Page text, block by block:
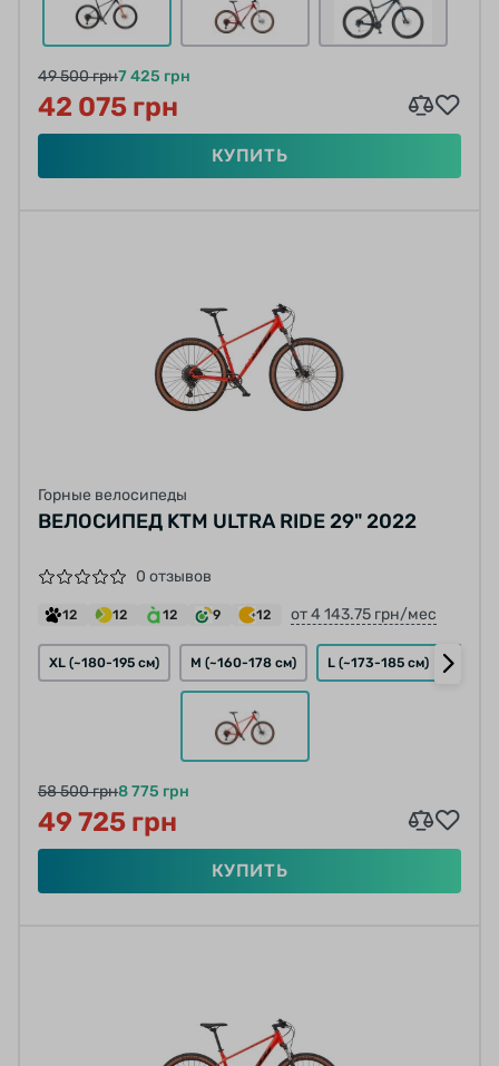
49 500 грн7 425 грн
42 075 грн
КУПИТЬ
Горные велосипеды
ВЕЛОСИПЕД KTM ULTRA RIDE 29" 2022
0 отзывов
12 12 12 9 12 от 4 143.75 грн/мес
XL (~180-195 см) M (~160-178 см) L (~173-185 см)
58 500 грн8 775 грн
49 725 грн
КУПИТЬ